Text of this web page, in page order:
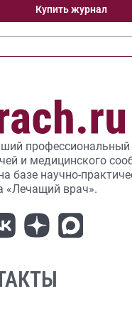
Купить журнал
профессиональный
и медицинского
базе научно-
«Лечащий врач».